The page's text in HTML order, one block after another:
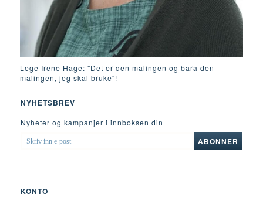
Lege Irene Hage: "Det er den malingen og bara den
malingen, jeg skal bruke"!
NYHETSBREV
Nyheter og kampanjer i innboksen din
SKRIV
INN
ABONNER
KONTO